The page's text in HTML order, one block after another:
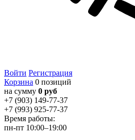
Войти Регистрация
Корзина 0 позиций
на сумму 0 руб
+7 (903) 149-77-37
+7 (993) 925-77-37
Время работы:
пн-пт 10:00–19:00